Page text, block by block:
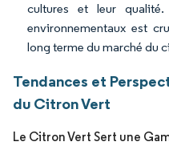
cultures et leur qualité.
environnementaux est
long terme du marché du
Tendances et
du Citron Vert
Le Citron Vert Sert une